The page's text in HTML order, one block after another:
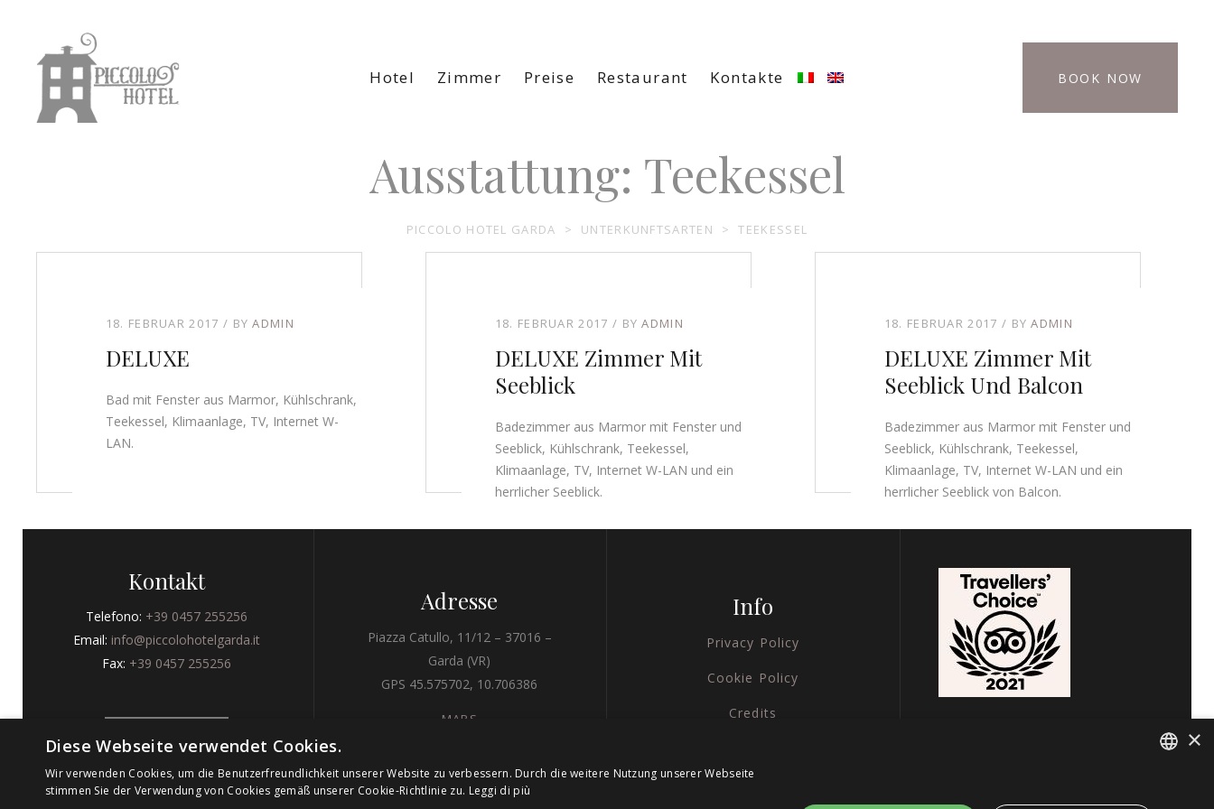
Hotel Zimmer Preise Restaurant Kontakte BOOK NOW
Ausstattung: Teekessel
PICCOLO HOTEL GARDA > UNTERKUNFTSARTEN > TEEKESSEL
18. FEBRUAR 2017 BYADMIN
DELUXE
Bad mit Fenster aus Marmor, Kühlschrank,
Teekessel, Klimaanlage, TV, Internet W-
LAN.
18. FEBRUAR 2017 BYADMIN
DELUXE Zimmer Mit
Seeblick
Badezimmer aus Marmor mit Fenster und
Seeblick, Kühlschrank, Teekessel,
Klimaanlage, TV, Internet W-LAN und ein
herrlicher Seeblick.
18. FEBRUAR 2017 BYADMIN
DELUXE Zimmer Mit
Seeblick Und Balcon
Badezimmer aus Marmor mit Fenster und
Seeblick, Kühlschrank, Teekessel,
Klimaanlage, TV, Internet W-LAN und ein
herrlicher Seeblick von Balcon.
Kontakt
Telefono: +39 0457 255256
Email: info@piccolohotelgarda.it
Fax: +39 0457 255256
Adresse
Piazza Catullo, 11/12 – 37016 –
Garda (VR)
GPS 45.575702, 10.706386
MAPS
Info
Privacy Policy
Cookie Policy
Credits
×
Diese Webseite verwendet Cookies.
Wir verwenden Cookies, um die Benutzerfreundlichkeit unserer Website zu verbessern. Durch die weitere Nutzung unserer Webseite
stimmen Sie der Verwendung von Cookies gemäß unserer Cookie-Richtlinie zu. Leggi di più